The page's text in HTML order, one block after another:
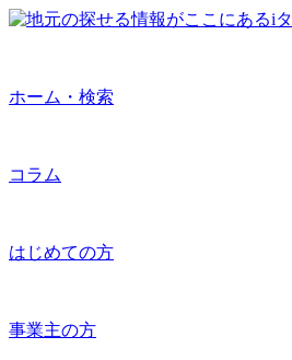
ホーム・検索
コラム
はじめての方
事業主の方